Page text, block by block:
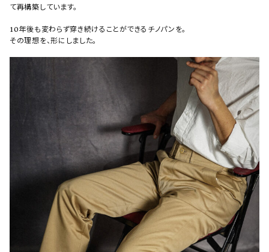
て再構築しています。
10年後も変わらず穿き続けることができるチノパンを。
その理想を、形にしました。